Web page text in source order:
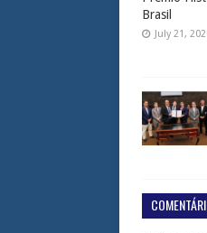
Brasil
July 21,